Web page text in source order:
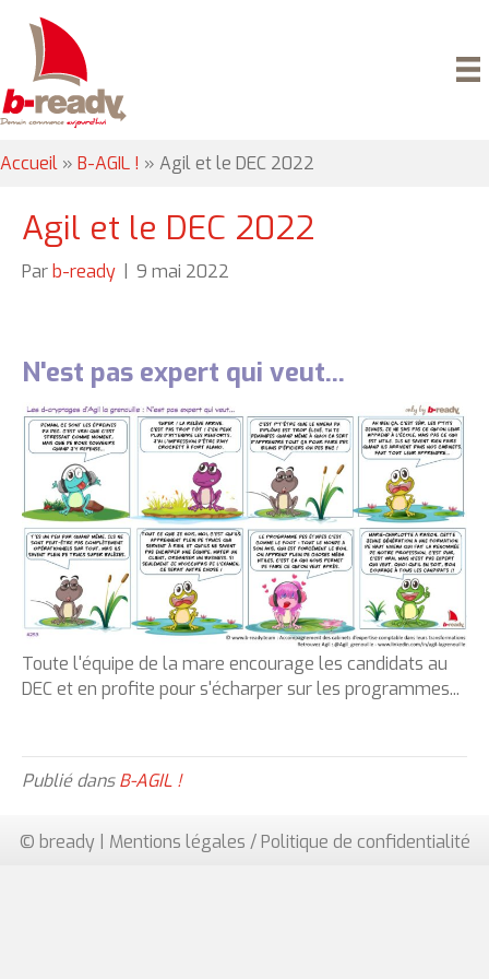
Accueil » B-AGIL ! » Agil et le DEC 2022
Agil et le DEC 2022
Par b-ready 9 mai 2022
N'est pas expert qui veut...
Toute l'équipe de la mare encourage les candidats au
DEC et en profite pour s'écharper sur les programmes...
Publié dansB-AGIL !
© bready | Mentions légales / Politique de confidentialité